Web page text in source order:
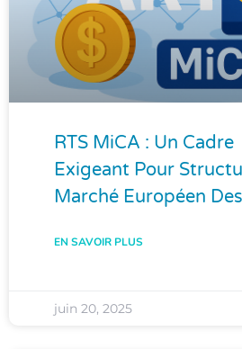
RTS MiCA : Un Cadre
Exigeant Pour
Marché Européen
EN SAVOIR PLUS
juin 20, 2025